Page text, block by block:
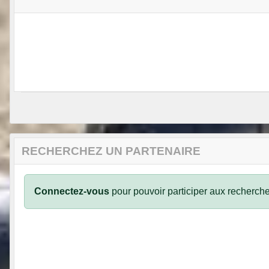
RECHERCHEZ UN PARTENAIRE
Connectez-vous pour pouvoir participer aux